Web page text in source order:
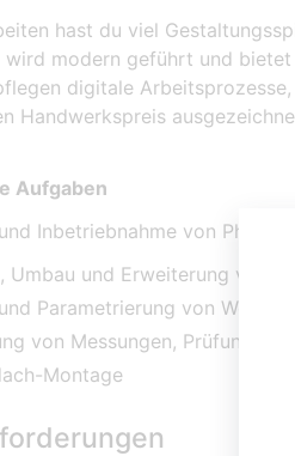
hast du viel
modern geführt und
digitale
Handwerkspreis
Aufgaben
Inbetriebnahme von
Umbau und Erweiterung von
Parametrierung von
von Messungen, Prüfungen
Montage